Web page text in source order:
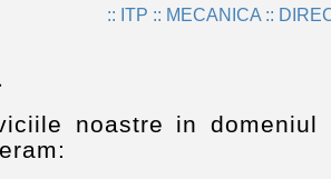
:: ITP :: MECANICA ::
noastre in domeniul